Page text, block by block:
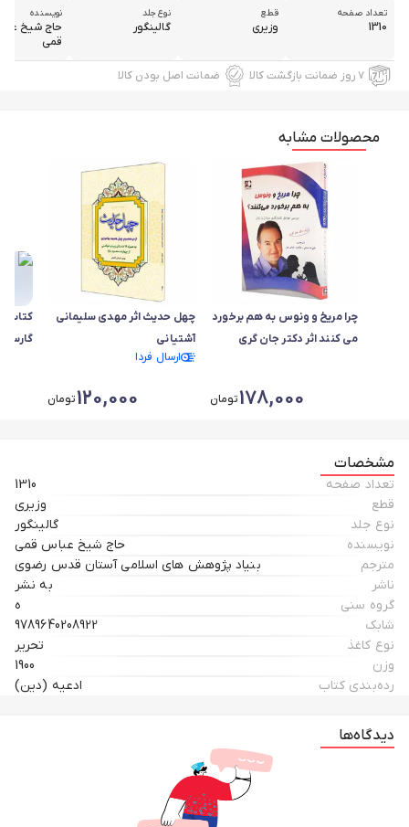
تعداد صفحه
1310
قطع
وزیری
نوع جلد
گالینگور
نویسنده
حاج شيخ
قمي
۷ روز ضمانت بازگشت کالا ضمانت اصل بودن کالا
محصولات مشابه
چرا مریخ و ونوس به هم برخورد
می کنند اثر دکتر جان گری
178,000تومان
چهل حدیث اثر مهدی سلیمانی
آشتیانی
ارسال فردا
120,000تومان
کتاب
گارسیا
مشخصات
تعداد صفحه
1310
قطع
وزیری
نوع جلد
گالینگور
نویسنده
حاج شيخ عباس قمي
مترجم
بنياد پژوهش هاي اسلامي آستان قدس رضوي
ناشر
به نشر
گروه سنی
ه
شابک
9789640208922
نوع کاغذ
تحریر
وزن
1900
رده‌بندی کتاب
ادعیه (دین)
دیدگاه‌ها